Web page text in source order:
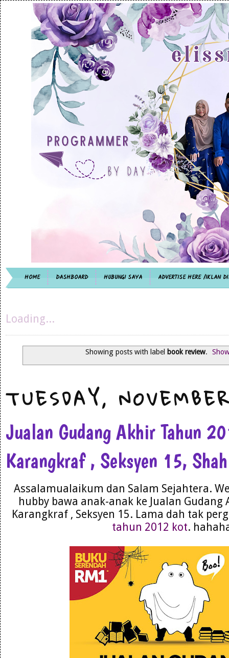
HOME DASHBOARD HUBUNGI SAYA ADVERTISE HERE /IKLAN
Loading...
Showing posts with label book review.
TUESDAY,
Jualan Gudang Akhir Tahun
Karangkraf , Seksyen 15,
Assalamualaikum dan Salam Sejahtera.
hubby bawa anak-anak ke Jualan Gudang
Karangkraf , Seksyen 15. Lama dah tak
tahun 2012 kot.